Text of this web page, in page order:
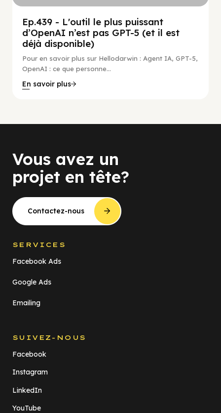
Ep.439 - L'outil le plus puissant
d’OpenAI n’est pas GPT-5 (et il est
déjà disponible)
Pour en savoir plus sur Hellodarwin : Agent IA, GPT-5,
OpenAI : ce que personne...
En savoir plus
Vous avez un
projet en tête?
Contactez-nous
SERVICES
Facebook Ads
Google Ads
Emailing
SUIVEZ-NOUS
Facebook
Instagram
LinkedIn
YouTube